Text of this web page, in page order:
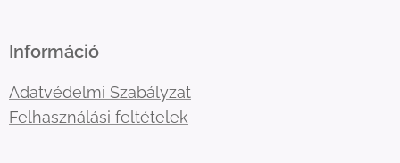
Információ
Adatvédelmi Szabályzat
Felhasználási feltételek